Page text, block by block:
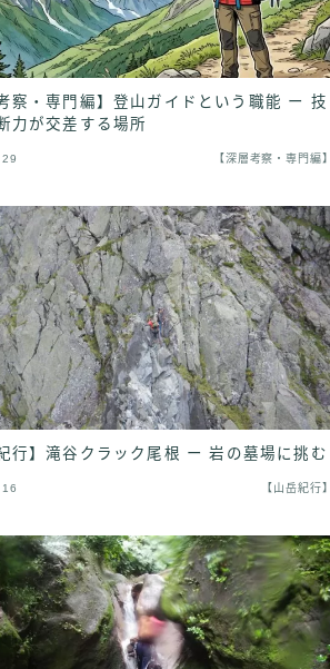
察・専門編】登山ガイドという職能 ー 技
力が交差する場所
【深層考察・専門編】
行】滝谷クラック尾根 ー 岩の墓場に挑む
【山岳紀行】